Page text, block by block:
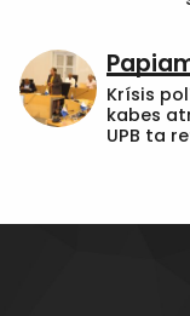
Krísis
kabes
UPB ta